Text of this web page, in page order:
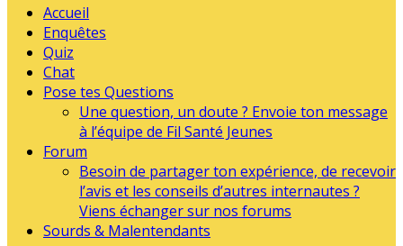
Accueil
Enquêtes
Quiz
Chat
Pose tes Questions
Une question, un doute ? Envoie ton message
à l’équipe de Fil Santé Jeunes
Forum
Besoin de partager ton expérience, de recevoir
l’avis et les conseils d’autres internautes ?
Viens échanger sur nos forums
Sourds & Malentendants